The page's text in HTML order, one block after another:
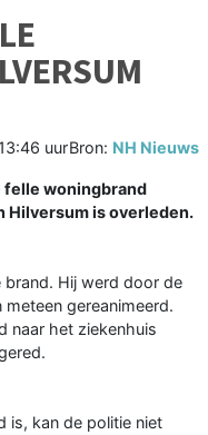
uurBron: NH Nieuws
felle woningbrand
Hilversum is overleden.
Hij werd door de
gereanimeerd.
naar het ziekenhuis
is, kan de politie niet